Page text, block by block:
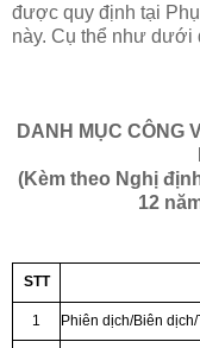
được quy định tại
này. Cụ thể như dưới
DANH MỤC CÔNG
(Kèm theo Nghị
12
STT
1 Phiên dịch/Biên dịch/